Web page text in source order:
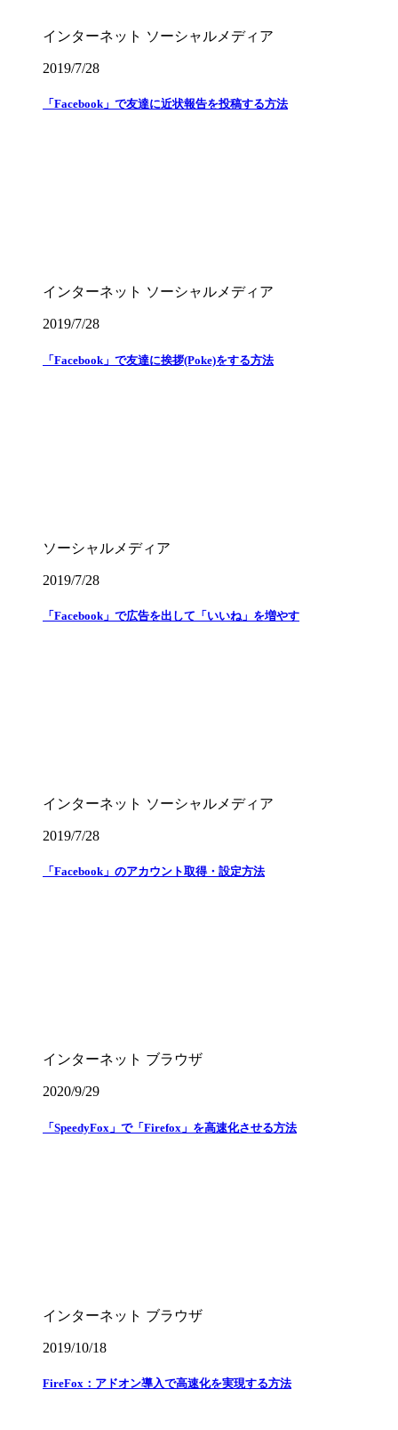
インターネット ソーシャルメディア
2019/7/28
「Facebook」で友達に近状報告を投稿する方法
インターネット ソーシャルメディア
2019/7/28
「Facebook」で友達に挨拶(Poke)をする方法
ソーシャルメディア
2019/7/28
「Facebook」で広告を出して「いいね」を増やす
インターネット ソーシャルメディア
2019/7/28
「Facebook」のアカウント取得・設定方法
インターネット ブラウザ
2020/9/29
「SpeedyFox」で「Firefox」を高速化させる方法
インターネット ブラウザ
2019/10/18
FireFox：アドオン導入で高速化を実現する方法